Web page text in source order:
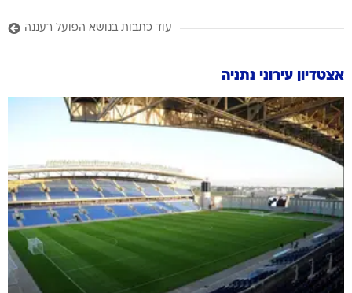
עוד כתבות בנושא הפועל רעננה
אצטדיון עירוני נתניה